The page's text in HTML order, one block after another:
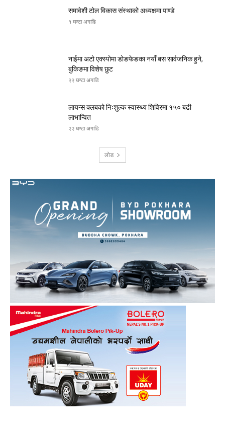
समावेशी टोल विकास संस्थाको अध्यक्षमा पाण्डे
१ घण्टा अगाडि
नाईमा अटो एक्स्पोमा डोङफेङका नयाँ बस सार्वजनिक हुने,
बुकिङमा विशेष छुट
२२ घण्टा अगाडि
लायन्स क्लबको निःशुल्क स्वास्थ्य शिविरमा १५० बढी
लाभान्वित
२२ घण्टा अगाडि
लोड